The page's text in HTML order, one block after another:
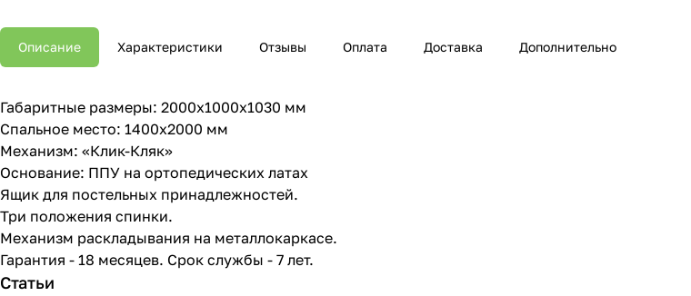
Описание Характеристики Отзывы Оплата Доставка Дополнительно
Габаритные размеры: 2000х1000х1030 мм
Спальное место: 1400х2000 мм
Механизм: «Клик-Кляк»
Основание: ППУ на ортопедических латах
Ящик для постельных принадлежностей.
Три положения спинки.
Механизм раскладывания на металлокаркасе.
Гарантия - 18 месяцев. Срок службы - 7 лет.
Статьи